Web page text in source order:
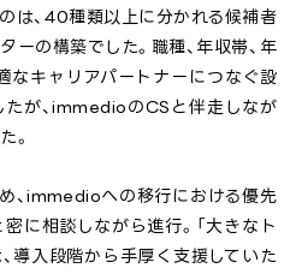
は、40種類以上に分かれる候補者
ーの構築でした。職種、年収帯、年
なキャリアパートナーにつなぐ設
が、immedioのCSと伴走しなが
。
、immedioへの移行における優先
に相談しながら進行。「大きなト
導入段階から手厚く支援していた